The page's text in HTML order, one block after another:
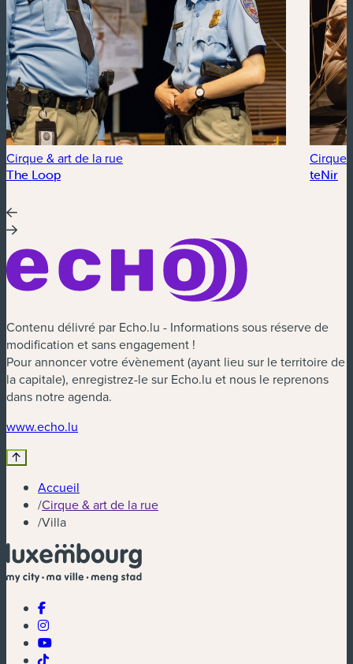
Cirque & art de la rue
The Loop
Cirque
teNir
Contenu délivré par Echo.lu - Informations sous réserve de
modification et sans engagement !
Pour annoncer votre évènement (ayant lieu sur le territoire de
la capitale), enregistrez-le sur Echo.lu et nous le reprenons
dans notre agenda.
www.echo.lu
Accueil
/Cirque & art de la rue
/Villa